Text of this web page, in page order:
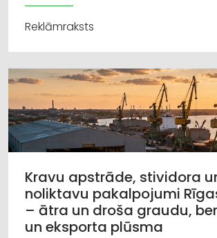
Reklāmraksts
Kravu apstrāde, stividora
noliktavu pakalpojumi
– ātra un droša graudu,
un eksporta plūsma